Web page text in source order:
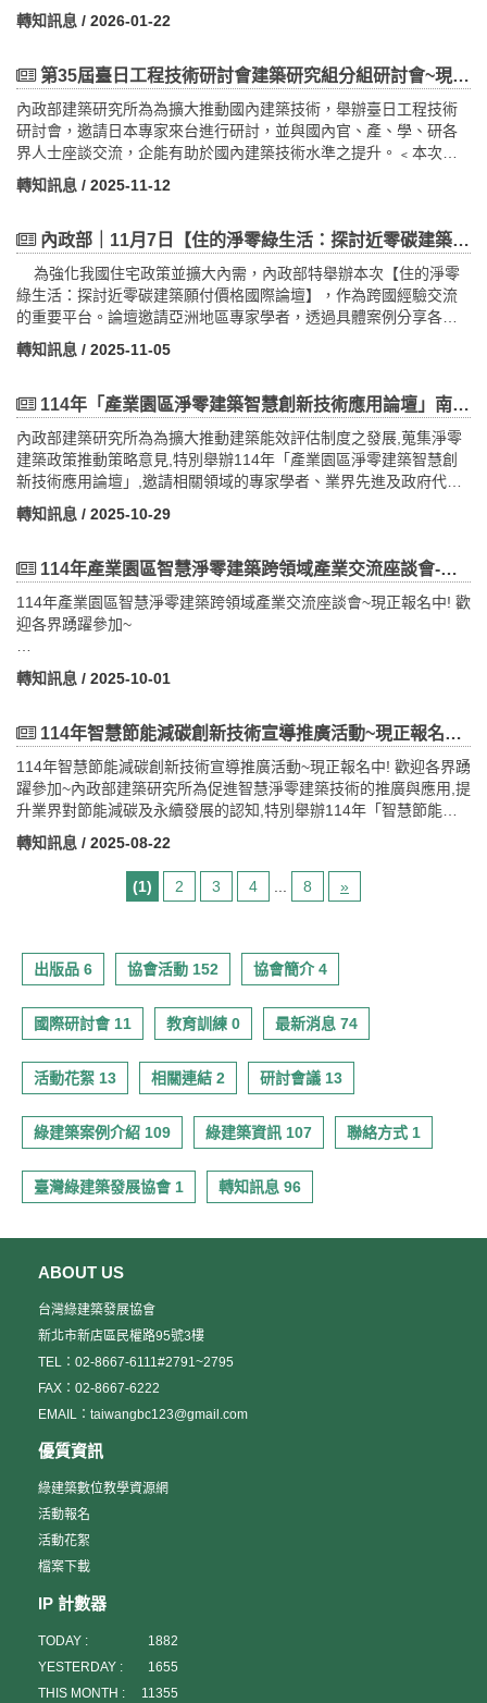
佳機會！
活動名稱｜115年度新興市場領航計畫說明會主辦單位｜經濟部國際
「115年度新興市場領航計畫」之核心內容與申請方式
菲律賓）、印度、日本、韓國等海外潛力市場
由專家解析海外拓銷策略、行銷資源及買主媒合機會
為業者打造接軌國際市場的實務輔導與合作平台為什麼要參加？掌
握海外買主需求與市場趨勢
了解如何透過多元行銷與數位媒合提升海外能見度
進一步拓展出口商機，建立國際合作機會本年度聚焦國家／區域本
計畫聚焦以下市場，結合當地產業發展需求與商機潛力進行專案布
局：東協六國：
• 新加坡
• 泰國
• 越南
• 菲律賓其他重點市場：
• 印度
• 日本
• 韓國上述市場涵蓋亞洲新興與成熟需求市場，為企業國際布局的重
要節點。五大拓銷主題 — 精準對應產業與市場需求本計畫依各市場
（Smart Security）— 印尼／泰國綠色建築（Green Building）—
越南／新加坡／馬來西亞潔淨能源（Clean Energy）— 泰國／越南
生技保健（Bio-Health & Wellness）— 韓國／菲律賓不論是已有出
https://2026project.cdri.org.tw/實體說明會場次台中｜3/3（二） 集
3/6（五） 集思台大會議中心（報名至115年3月31日止，或額滿為
止）專人諮詢窗口商研院 行銷所 李小姐
Email：register@cdri.org.tw
電話：(02) 7756-1767
LINE：https://lin.ee/fuImC25歡迎分享給有意拓展海外市場的企業夥
伴，共同掌握國際商機。
轉知訊息 / 2026-01-22
第35屆臺日工程技術研討會建築研究組分組研討會~現正報名中~
內政部建築研究所為為擴大推動國內建築技術，舉辦臺日工程技術
研討會，邀請日本專家來台進行研討，並與國內官、產、學、研各
界人士座談交流，企能有助於國內建築技術水準之提升。﹤本次活
動免費，歡迎踴躍報名，額滿為止﹥報名連結:
https://www.accupass.com/go/35TWJPTechSymposium本次研討
智慧建築與共同創造活動【主辦單位】內政部建築研究所【執行單
（星期二）· 報名截止日期: 114年11月17日（星期一）· 研討會地
點: 大坪林聯合開發大樓15樓（新北市新店區北新路3段200號15
樓）。· 報名方式及注意事項: 免費參加，中午供餐。若完成報名後
需取消，請務必致電或於Accupass網站取消。· 活動諮詢電話: 02-
證明書乙式。公務員終身學習時數認證(申請中)。行政院公共工程委
員會技師執行換證積分(申請中)。內政部國土管理署建築師執照換證
積分(申請中) 。
轉知訊息 / 2025-11-12
內政部｜11月7日【住的淨零綠生活：探討近零碳建築願付價格國際論壇】
為強化我國住宅政策並擴大內需，內政部特舉辦本次【住的淨零
綠生活：探討近零碳建築願付價格國際論壇】，作為跨國經驗交流
的重要平台。論壇邀請亞洲地區專家學者，透過具體案例分享各國
在推動近零碳建築與綠生活應用上的成果與挑戰，從不同法規環
境、技術條件及市場接受度等面向，歸納出適合台灣發展之關鍵要
作，提升未來政策推動與技術落實之可行性，進而擴大專業界與社
成跨國、跨部門的經驗交流與政策建議機制，建構自研究發展、政
策修正到知識傳播的完整推廣架構。不僅有助於凝聚社會共識，更
可作為我國未來推動建築淨零政策及研究發展之重要基礎。 本活
動將由內政部劉世芳部長開場致詞，本次論壇匯聚國內外產官學研
宅的價值與未來 會議資訊如下：日期： 114年11月7日（星期
五）時間： 13:30 （13:00開放報到）地點： 國立臺北科技大學綜
合館1樓世雄感恩廳（台北市大安區忠孝東路三段1號）(捷運忠孝新
生四號出口，北科大忠孝門右側)報名表單：
轉知訊息 / 2025-11-05
114年「產業園區淨零建築智慧創新技術應用論壇」南部場~現正報名中! 歡迎各界踴躍參加~
內政部建築研究所為為擴大推動建築能效評估制度之發展,蒐集淨零
建築政策推動策略意見,特別舉辦114年「產業園區淨零建築智慧創
新技術應用論壇」,邀請相關領域的專家學者、業界先進及政府代表,
共同探討智慧淨零建築之最新技術、挑戰與解決方案,並分享成功案
例與實務經驗。﹤本次活動免費，歡迎踴躍報名，額滿為止﹥
一、活動日期及地點1. 114年11月5日（星期三）下午1點00分-4點
名費用、名額及方式：1.報名費用及名額：本次報名費用免費，名額
100人。2.報名方式：採線上報名，報名網
址:https://forms.gle/4jZ6NTuUAzu7iQ4NA3.如有報名問題，請來信
tizc2050@gmail.com或致電社團法人台灣智慧淨零建築產業聯盟鄧
轉知訊息 / 2025-10-29
114年產業園區智慧淨零建築跨領域產業交流座談會-現正報名中!
114年產業園區智慧淨零建築跨領域產業交流座談會~現正報名中! 歡
迎各界踴躍參加~
內政部建築研究所為協助產業園區廠商、物業管理與保全業達成淨
零轉型，特舉辦114年「產業園區智慧淨零建築跨領域產業交流座談
產業等跨界代表，共同研討綠色金融與淨零轉型策略，凝聚共識、
﹤本次活動免費，歡迎踴躍報名，額滿為止﹥
一、活動日期及地點
1. 南部場：114年10月21日（星期二）下午2點-5點於農業部農田水
二、報名費用、名額及方式：
2.報名方式：線上報名網址：https://reurl.cc/WOW7m5
採email回覆報名tizc2050@gmail.com
處，電話0925-872-179楊先生
轉知訊息 / 2025-10-01
114年智慧節能減碳創新技術宣導推廣活動~現正報名中! 歡迎各界踴躍參加~
114年智慧節能減碳創新技術宣導推廣活動~現正報名中! 歡迎各界踴
躍參加~內政部建築研究所為促進智慧淨零建築技術的推廣與應用,提
升業界對節能減碳及永續發展的認知,特別舉辦114年「智慧節能減
碳創新技術宣導推廣活動」,邀請相關領域的專家學者、業界先進及
政府代表,共同探討智慧淨零建築之最新技術、挑戰與解決方案,並分
享成功案例與實務經驗。﹤本次活動免費，歡迎踴躍報名，額滿為
止﹥一、活動日期及地點1. 114年9月3日（星期三）下午1點30分-4
名費用免費，名額50人。2.報名方式：採線上報名，報名網
址:https://forms.gle/q3awy5cEvynUi8Me93.如有報名問題，請來信
或致電社團法人台灣智慧淨零建築產業聯盟秘書處，
tizc2050@gmail.com，或電洽簡小姐0912-907-302
轉知訊息 / 2025-08-22
(1) 2 3 4 8 »
出版品 6 協會活動 152 協會簡介 4
國際研討會 11 教育訓練 0 最新消息 74
活動花絮 13 相關連結 2 研討會議 13
綠建築案例介紹 109 綠建築資訊 107 聯絡方式 1
臺灣綠建築發展協會 1 轉知訊息 96
ABOUT US
台灣綠建築發展協會
新北市新店區民權路95號3樓
TEL：02-8667-6111#2791~2795
FAX：02-8667-6222
EMAIL：taiwangbc123@gmail.com
優質資訊
綠建築數位教學資源網
活動報名
活動花絮
檔案下載
IP 計數器
TODAY :
1882
YESTERDAY :
1655
THIS MONTH :
11355